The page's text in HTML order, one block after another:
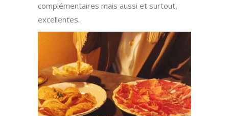
complémentaires mais aussi et surtout,
excellentes.